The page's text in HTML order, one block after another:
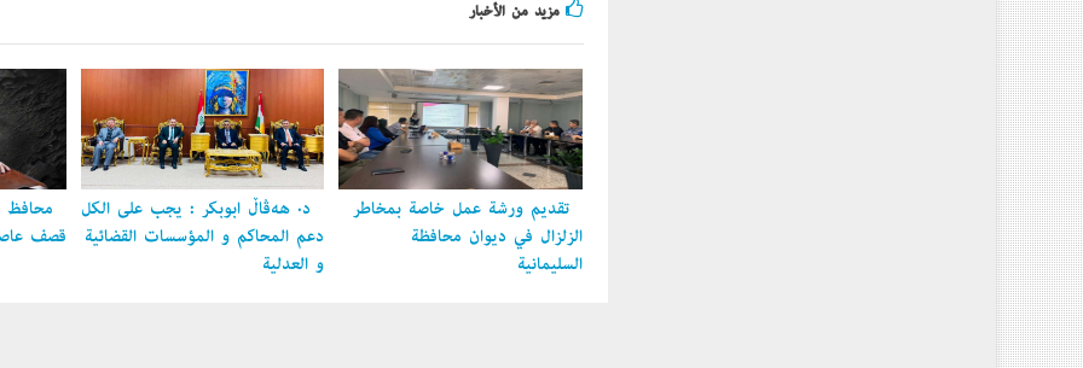
مزيد من الأخبار
محافظ
قصف
د. هەڤاڵ أبوبكر : يجب على الكل
دعم المحاكم و المؤسسات القضائية
و العدلية
تقديم ورشة عمل خاصة بمخاطر
الزلزال في ديوان محافظة
السليمانية